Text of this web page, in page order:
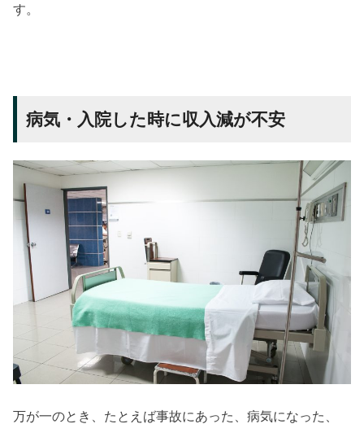
す。
病気・入院した時に収入減が不安
万が一のとき、たとえば事故にあった、病気になった、